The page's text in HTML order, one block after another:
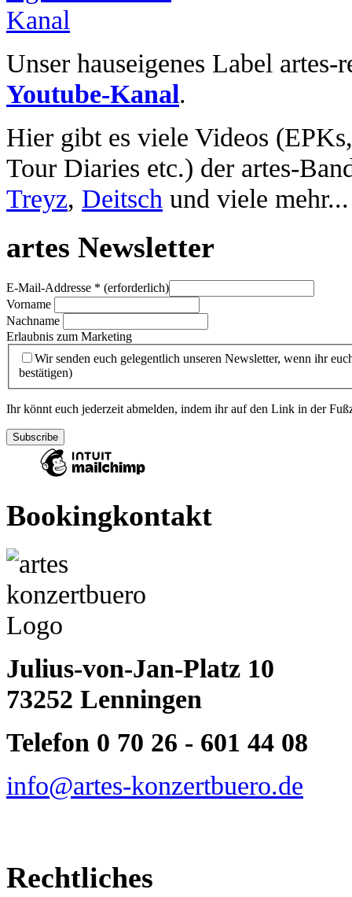
Unser hauseigenes Label
Youtube-Kanal.
Hier gibt es viele Videos
Tour Diaries etc.) der artes-
Treyz, Deitsch und viele mehr...
artes Newsletter
E-Mail-Addresse * (erforderlich)
Vorname
Nachname
Erlaubnis zum Marketing
Wir senden euch gelegentlich unseren Newsletter, wenn ihr
bestätigen)
Ihr könnt euch jederzeit abmelden, indem ihr auf den Link in der
Bookingkontakt
Julius-von-Jan-Platz 10
73252 Lenningen
Telefon 0 70 26 - 601 44 08
info@artes-konzertbuero.de
Rechtliches